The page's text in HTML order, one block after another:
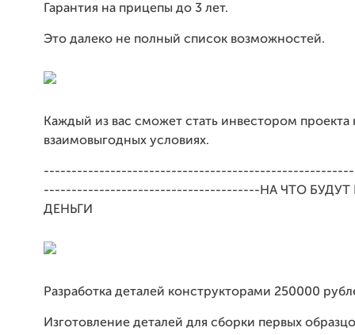
Гарантия на прицепы до 3 лет.
Это далеко не полный список возможностей.
Каждый из вас сможет стать инвестором проекта
взаимовыгодных условиях.
---------------------------------------НА ЧТО БУДУТ
ДЕНЬГИ
Разработка деталей конструкторами 250000
Изготовление деталей для сборки первых